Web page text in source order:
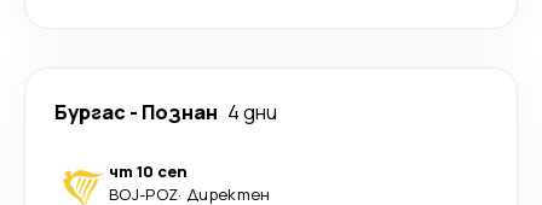
Бургас - Познан 4 дни
чт 10 сеп
BOJ-POZ· Директен